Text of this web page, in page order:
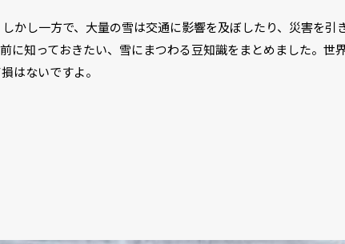
かし一方で、大量の雪は交通に影響を及ぼしたり、災害を引
に知っておきたい、雪にまつわる豆知識をまとめました。世
はないですよ。